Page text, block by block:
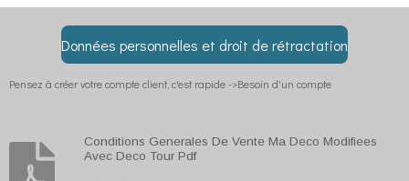
Données personnelles et droit de rétractation
Pensez à créer votre compte client, c'est rapide ->Besoin d'un compte
Conditions Generales De Vente Ma Deco Modifiees
Avec Deco Tour Pdf